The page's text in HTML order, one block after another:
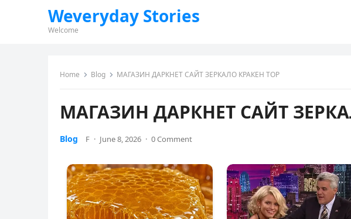
Weveryday Stories
Welcome
Home Blog МАГАЗИН ДАРКНЕТ САЙТ ЗЕРКАЛО КРАКЕН ТОР
МАГАЗИН ДАРКНЕТ САЙТ
Blog F · June 8, 2026 · 0 Comment